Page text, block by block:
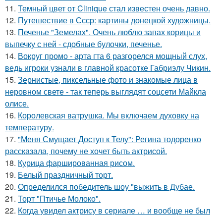
11. Темный цвет от Clinique стал известен очень давно.
12. Путешествие в Ссср: картины донецкой художницы.
13. Печенье "Земелах". Очень люблю запах корицы и
выпечку с ней - сдобные булочки, печенье.
14. Вокруг промо - арта гта 6 разгорелся мощный слух,
ведь игроки узнали в главной красотке Габриэлу Чикин.
15. Зернистые, пиксельные фото и знакомые лица в
неровном свете - так теперь выглядят соцсети Майкла
олисе.
16. Королевская ватрушка. Мы включаем духовку на
температуру.
17. "Меня Смущает Доступ к Телу": Регина тодоренко
рассказала, почему не хочет быть актрисой.
18. Курица фаршированная рисом.
19. Белый праздничный торт.
20. Определился победитель шоу "выжить в Дубае.
21. Торт "Птичье Молоко".
22. Когда увидел актрису в сериале … и вообще не был